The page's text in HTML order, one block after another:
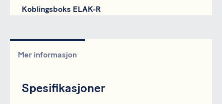
Koblingsboks ELAK-R
Mer informasjon
Spesifikasjoner